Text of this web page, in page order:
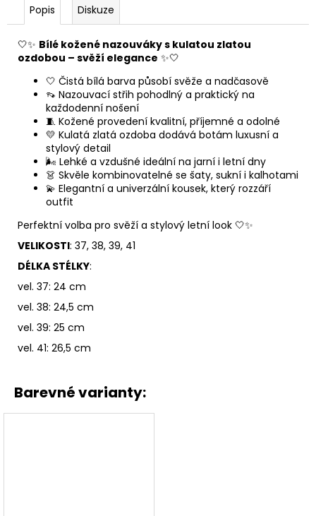
Popis Diskuze
🤍✨ Bílé kožené nazouváky s kulatou zlatou
ozdobou – svěží elegance ✨🤍
🤍 Čistá bílá barva působí svěže a nadčasově
👡 Nazouvací střih pohodlný a praktický na
každodenní nošení
🧵 Kožené provedení kvalitní, příjemné a odolné
💛 Kulatá zlatá ozdoba dodává botám luxusní a
stylový detail
🌬️ Lehké a vzdušné ideální na jarní i letní dny
👗 Skvěle kombinovatelné se šaty, sukní i kalhotami
💫 Elegantní a univerzální kousek, který rozzáří
outfit
Perfektní volba pro svěží a stylový letní look 🤍✨
VELIKOSTI: 37, 38, 39, 41
DÉLKA STÉLKY:
vel. 37: 24 cm
vel. 38: 24,5 cm
vel. 39: 25 cm
vel. 41: 26,5 cm
Barevné varianty: